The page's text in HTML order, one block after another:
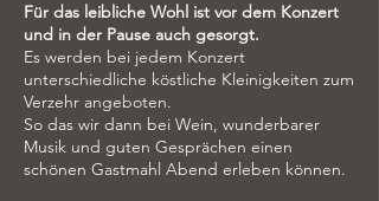
Für das leibliche Wohl ist vor dem Konzert
und in der Pause auch gesorgt.
Es werden bei jedem Konzert
unterschiedliche köstliche Kleinigkeiten zum
Verzehr angeboten.
So das wir dann bei Wein, wunderbarer
Musik und guten Gesprächen einen
schönen Gastmahl Abend erleben können.